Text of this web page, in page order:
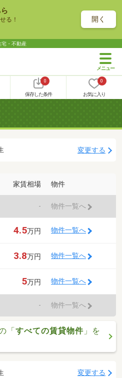
る！ 開く
宅・不動産
0
保存した条件
0
お気に入り
変更する
家賃相場 物件
- 物件一覧へ
4.5万円 物件一覧へ
3.8万円 物件一覧へ
5万円 物件一覧へ
- 物件一覧へ
「すべての賃貸物件 」を
変更する